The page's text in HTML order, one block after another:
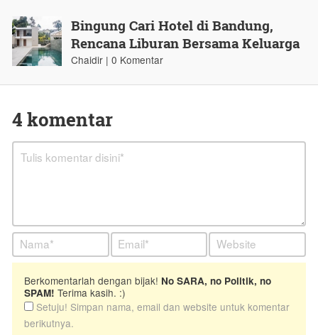
Bingung Cari Hotel di Bandung,
Rencana Liburan Bersama Keluarga
Chaidir | 0 Komentar
4 komentar
Berkomentarlah dengan bijak! No SARA, no Politik, no
SPAM! Terima kasih. :)
Setuju! Simpan nama, email dan website untuk komentar
berikutnya.